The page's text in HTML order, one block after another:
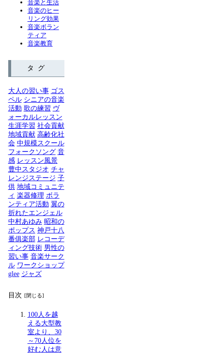
音楽と生活
音楽のヒー
リング効果
音楽ボラン
ティア
音楽教育
タグ
大人の習い事 ゴス
ペル シニアの音楽
活動 歌の練習 ヴ
ォーカルレッスン
生涯学習 社会貢献
地域貢献 高齢化社
会 中規模スクール
フォークソング 音
感 レッスン風景
豊中スタジオ チャ
レンジステージ 子
供 地域コミュニテ
ィ 楽器修理 ボラ
ンティア活動 翼の
折れたエンジェル
中村あゆみ 昭和の
ポップス 神戸十八
番俱楽部 レコーデ
ィング技術 男性の
習い事 音楽サーク
ル ワークショップ
glee ジャズ
目次
100人を越
える大型教
室より、30
～70人位を
好む人は意